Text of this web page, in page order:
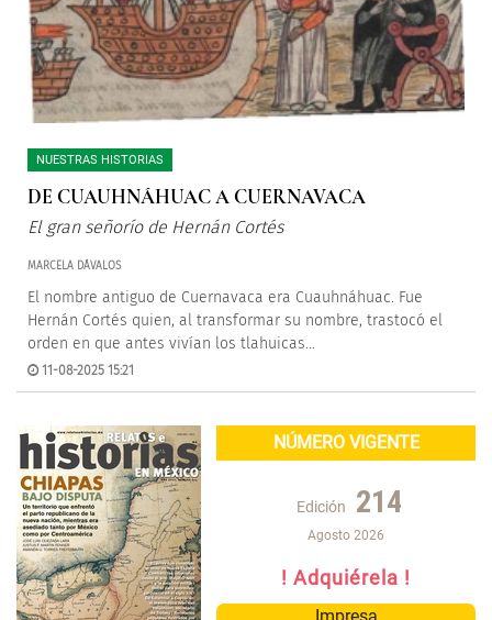
NUESTRAS HISTORIAS
DE CUAUHNÁHUAC A CUERNAVACA
El gran señorío de Hernán Cortés
MARCELA DÁVALOS
El nombre antiguo de Cuernavaca era Cuauhnáhuac. Fue
Hernán Cortés quien, al transformar su nombre, trastocó el
orden en que antes vivían los tlahuicas...
11-08-2025 15:21
NÚMERO VIGENTE
Edición 214
Agosto 2026
! Adquiérela !